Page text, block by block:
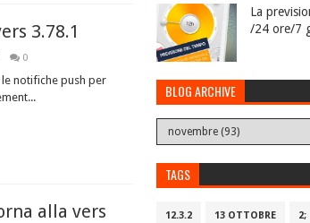
3.78.1
0
notifiche push per
alla vers
La
/24 ore/7
BLOG ARCHIVE
TAGS
12.3.2 13 OTTOBRE 2;